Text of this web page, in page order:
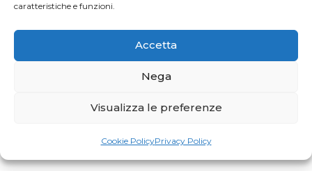
caratteristiche e funzioni.
Accetta
Nega
Visualizza le preferenze
Cookie PolicyPrivacy Policy
RiminiWellness cresce e anche il Pilates